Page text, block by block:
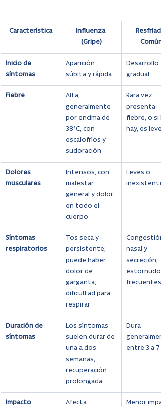
Característica
Influenza
(Gripe)
Común
Inicio de
síntomas
Aparición
súbita y rápida
Desarrollo
gradual
Fiebre
Alta,
generalmente
por encima de
38°C, con
escalofríos y
sudoración
Rara vez
presenta
fiebre, o si
hay, es leve
Dolores
musculares
Intensos, con
malestar
general y dolor
en todo el
cuerpo
Leves o
Síntomas
respiratorios
Tos seca y
persistente;
puede haber
dolor de
garganta,
dificultad para
respirar
nasal y
secreción;
frecuentes
Duración de
síntomas
Los síntomas
suelen durar de
una a dos
semanas;
recuperación
prolongada
Dura
entre 3 a 7
Impacto
Afecta
Menor